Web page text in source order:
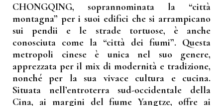
CHONGQING, soprannominata la “città
montagna” per i suoi edifici che si arrampicano
sui pendii e le strade tortuose, è anche
conosciuta come la “città dei fiumi”. Questa
metropoli cinese è unica nel suo genere,
apprezzata per il mix di modernità e tradizione,
nonché per la sua vivace cultura e cucina.
Situata nell’entroterra sud-occidentale della
Cina, ai margini del fiume Yangtze, offre ai